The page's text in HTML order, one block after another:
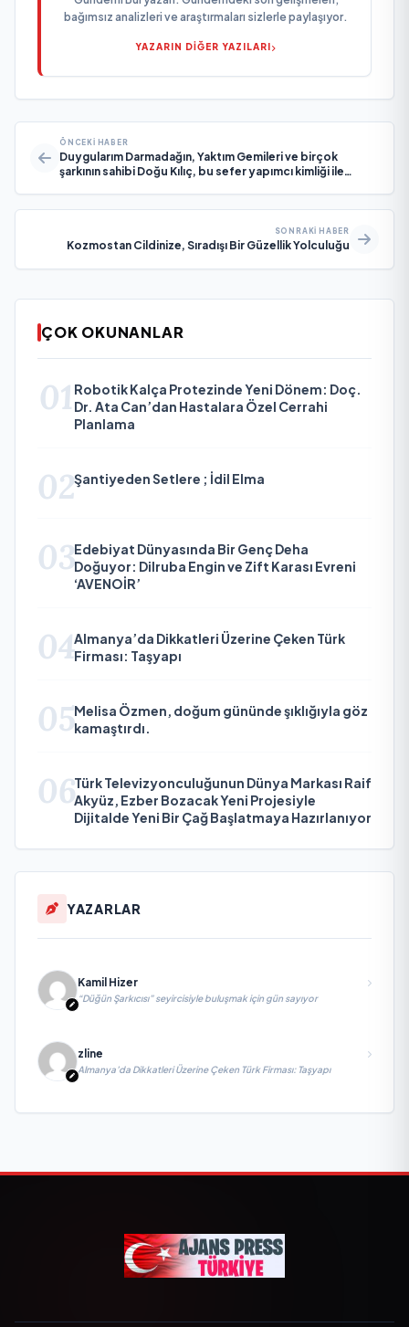
bağımsız analizleri ve araştırmaları sizlerle paylaşıyor.
YAZARIN DİĞER YAZILARI
ÖNCEKI HABER
Duygularım Darmadağın, Yaktım Gemileri ve birçok
şarkının sahibi Doğu Kılıç, bu sefer yapımcı kimliği ile
SONRAKI HABER
Kozmostan Cildinize, Sıradışı Bir Güzellik Yolculuğu
ÇOK OKUNANLAR
01 Robotik Kalça Protezinde Yeni Dönem: Doç.
Dr. Ata Can’dan Hastalara Özel Cerrahi
Planlama
02Şantiyeden Setlere ; İdil Elma
03Edebiyat Dünyasında Bir Genç Deha
Doğuyor: Dilruba Engin ve Zift Karası Evreni
‘AVENOİR’
04Almanya’da Dikkatleri Üzerine Çeken Türk
Firması: Taşyapı
05Melisa Özmen, doğum gününde şıklığıyla göz
kamaştırdı.
06Türk Televizyonculuğunun Dünya Markası Raif
Akyüz, Ezber Bozacak Yeni Projesiyle
Dijitalde Yeni Bir Çağ Başlatmaya Hazırlanıyor
YAZARLAR
Kamil Hizer
“Düğün Şarkıcısı” seyircisiyle buluşmak için gün sayıyor
zline
Almanya’da Dikkatleri Üzerine Çeken Türk Firması: Taşyapı